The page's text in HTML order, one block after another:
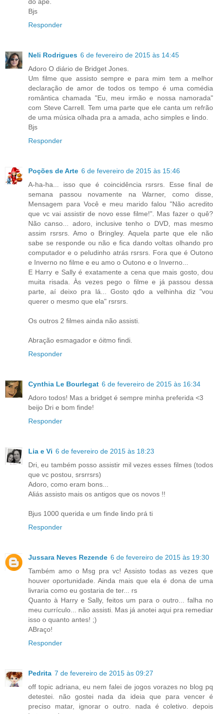
Bjs
Responder
Neli Rodrigues 6 de fevereiro de 2015 às 14:45
Adoro O diário de Bridget Jones.
Um filme que assisto sempre e para mim tem a melhor
declaração de amor de todos os tempo é uma comédia
romântica chamada "Eu, meu irmão e nossa namorada"
com Steve Carrell. Tem uma parte que ele canta um refrão
de uma música olhada pra a amada, acho simples e lindo.
Bjs
Responder
Poções de Arte 6 de fevereiro de 2015 às 15:46
A-ha-ha... isso que é coincidência rsrsrs. Esse final de
semana passou novamente na Warner, como disse,
Mensagem para Você e meu marido falou "Não acredito
que vc vai assistir de novo esse filme!". Mas fazer o quê?
Não canso... adoro, inclusive tenho o DVD, mas mesmo
assim rsrsrs. Amo o Bringley. Aquela parte que ele não
sabe se responde ou não e fica dando voltas olhando pro
computador e o peludinho atrás rsrsrs. Fora que é Outono
e Inverno no filme e eu amo o Outono e o Inverno...
E Harry e Sally é exatamente a cena que mais gosto, dou
muita risada. Às vezes pego o filme e já passou dessa
parte, aí deixo pra lá... Gosto qdo a velhinha diz "vou
querer o mesmo que ela" rsrsrs.
Os outros 2 filmes ainda não assisti.
Abração esmagador e óitmo findi.
Responder
Cynthia Le Bourlegat 6 de fevereiro de 2015 às 16:34
Adoro todos! Mas a bridget é sempre minha preferida <3
beijo Dri e bom finde!
Responder
Lia e Vi 6 de fevereiro de 2015 às 18:23
Dri, eu também posso assistir mil vezes esses filmes (todos
que vc postou, srsrrsrs)
Adoro, como eram bons...
Aliás assisto mais os antigos que os novos !!
Bjus 1000 querida e um finde lindo prá ti
Responder
Jussara Neves Rezende 6 de fevereiro de 2015 às 19:30
Também amo o Msg pra vc! Assisto todas as vezes que
houver oportunidade. Ainda mais que ela é dona de uma
livraria como eu gostaria de ter... rs
Quanto à Harry e Sally, feitos um para o outro... falha no
meu currículo... não assisti. Mas já anotei aqui pra remediar
isso o quanto antes! ;)
ABraço!
Responder
Pedrita 7 de fevereiro de 2015 às 09:27
off topic adriana, eu nem falei de jogos vorazes no blog pq
detestei. não gostei nada da ideia que para vencer é
preciso matar, ignorar o outro. nada é coletivo. depois